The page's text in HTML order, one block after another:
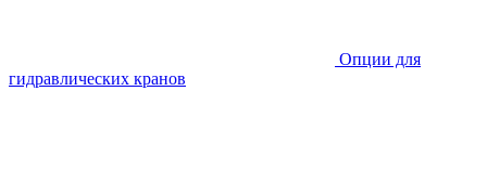
Опции для
гидравлических кранов